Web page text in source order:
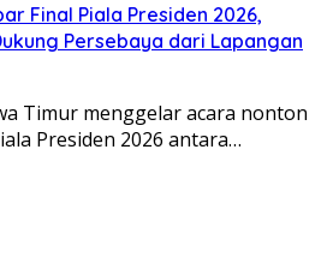
Final Piala Presiden 2026,
Persebaya dari Lapangan
Timur menggelar acara nonton
Presiden 2026 antara…